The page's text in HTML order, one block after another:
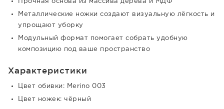
Прочная основа из массива дерева и МДФ
Металлические ножки создают визуальную лёгкость и
упрощают уборку
Модульный формат помогает собрать удобную
композицию под ваше пространство
Характеристики
Цвет обивки: Merino 003
Цвет ножек: чёрный